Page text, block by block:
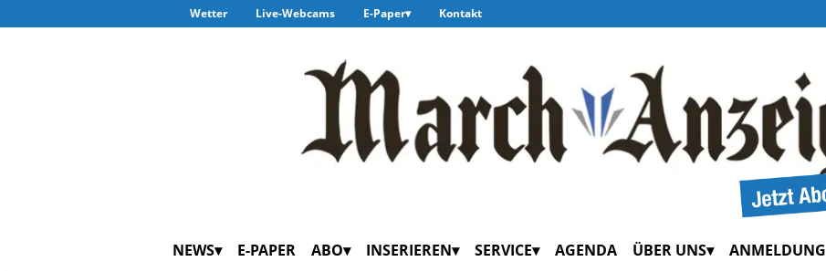
Wetter Live-Webcams E-Paper Kontakt
NEWS E-PAPER ABO INSERIEREN SERVICE AGENDA ÜBER UNS ANMELDUNG